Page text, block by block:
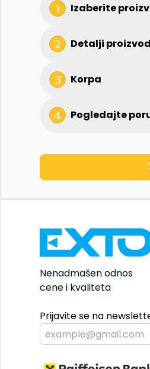
1 Izaberite
2 Detalji
3 Korpa
4 Pogledajte
Nenadmašen odnos
cene i kvaliteta
Prijavite se na